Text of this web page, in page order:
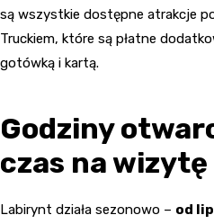
są wszystkie dostępne atrakcje
Truckiem, które są płatne
gotówką i kartą.
Godziny
czas na wizytę
Labirynt działa sezonowo – od